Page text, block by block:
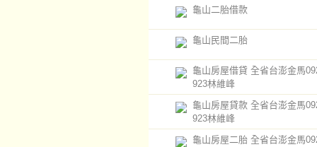
龜山二胎借款
龜山民間二胎
龜山房屋借貸 全省台澎金馬
923林維峰
龜山房屋貸款 全省台澎金馬
923林維峰
龜山房屋二胎 全省台澎金馬